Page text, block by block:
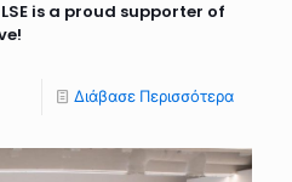
is a proud supporter of
Διάβασε Περισσότερα